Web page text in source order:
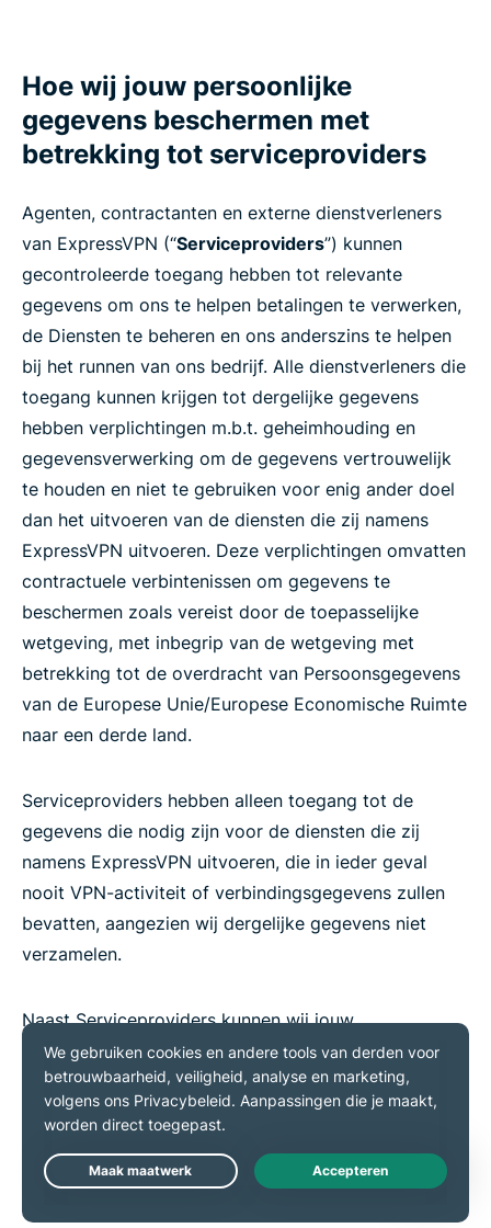
Hoe wij jouw persoonlijke
gegevens beschermen met
betrekking tot serviceproviders
Agenten, contractanten en externe dienstverleners
van ExpressVPN (“Serviceproviders”) kunnen
gecontroleerde toegang hebben tot relevante
gegevens om ons te helpen betalingen te verwerken,
de Diensten te beheren en ons anderszins te helpen
bij het runnen van ons bedrijf. Alle dienstverleners die
toegang kunnen krijgen tot dergelijke gegevens
hebben verplichtingen m.b.t. geheimhouding en
gegevensverwerking om de gegevens vertrouwelijk
te houden en niet te gebruiken voor enig ander doel
dan het uitvoeren van de diensten die zij namens
ExpressVPN uitvoeren. Deze verplichtingen omvatten
contractuele verbintenissen om gegevens te
beschermen zoals vereist door de toepasselijke
wetgeving, met inbegrip van de wetgeving met
betrekking tot de overdracht van Persoonsgegevens
van de Europese Unie/Europese Economische Ruimte
naar een derde land.
Serviceproviders hebben alleen toegang tot de
gegevens die nodig zijn voor de diensten die zij
namens ExpressVPN uitvoeren, die in ieder geval
nooit VPN-activiteit of verbindingsgegevens zullen
bevatten, aangezien wij dergelijke gegevens niet
verzamelen.
Naast Serviceproviders kunnen wij jouw
Persoonsgegevens delen wanneer je ons
toestemming hebt gegeven voor het delen of
overdragen van je Persoonsgegevens (bijv.
aanvullende diensten of functionaliteit).
Live Chat